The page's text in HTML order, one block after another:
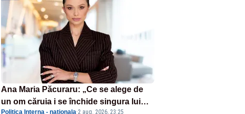
Ana Maria Păcuraru: „Ce se alege de
un om căruia i se închide singura lui
Politica Interna - nationala·2 aug. 2026, 23:25